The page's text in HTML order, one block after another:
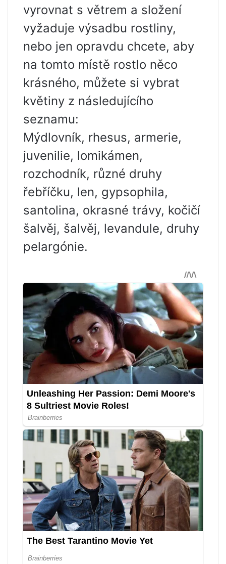
vyrovnat s větrem a složení
vyžaduje výsadbu rostliny,
nebo jen opravdu chcete, aby
na tomto místě rostlo něco
krásného, ​​můžete si vybrat
květiny z následujícího
seznamu:
Mýdlovník, rhesus, armerie,
juvenilie, lomikámen,
rozchodník, různé druhy
řebříčku, len, gypsophila,
santolina, okrasné trávy, kočičí
šalvěj, šalvěj, levandule, druhy
pelargónie.